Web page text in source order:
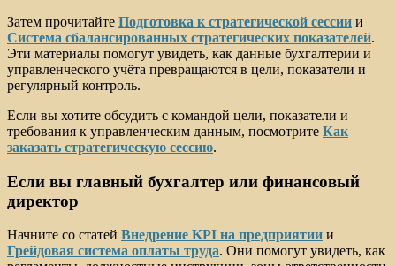
Затем прочитайте Подготовка к стратегической сессии и
Система сбалансированных стратегических показателей.
Эти материалы помогут увидеть, как данные бухгалтерии и
управленческого учёта превращаются в цели, показатели и
регулярный контроль.
Если вы хотите обсудить с командой цели, показатели и
требования к управленческим данным, посмотрите Как
заказать стратегическую сессию.
Если вы главный бухгалтер или финансовый
директор
Начните со статей Внедрение KPI на предприятии и
Грейдовая система оплаты труда. Они помогут увидеть, как